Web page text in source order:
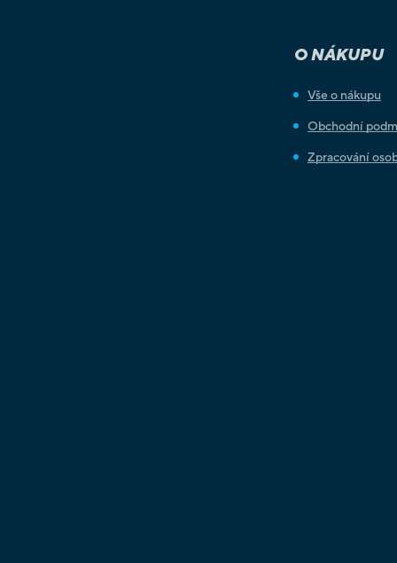
O NÁKUPU
Vše o nákupu
Obchodní
Zpracování